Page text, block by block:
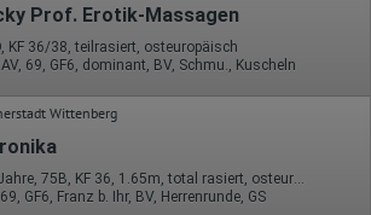
PC oder Smartphone)
verwendeten Add-ons
(Facebook, Suchmaschine oder
heruntergeladen?
angeklickt?
Klickte er auf weitere Seiten des
sie komplett verlassen?
Besucher?
Prof. Erotik-Massagen
KF 36/38, teilrasiert, osteuropäisch
AV, 69, GF6, dominant, BV, Schmu., Kuscheln
Wittenberg
24 Jahre, 75B, KF 36, 1.65m, total rasiert, osteuropäisch
GF6, Franz b. Ihr, BV, Herrenrunde, GS